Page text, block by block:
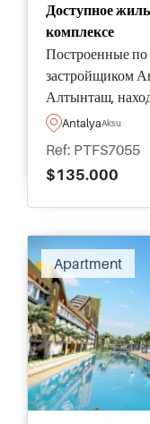
Доступное
комплексе
Построенные
застройщиком
Алтынташ,
ходьбы от всего
бассейном и
AntalyaAksu
Ref: PTFS7055
$135.000
Apartment